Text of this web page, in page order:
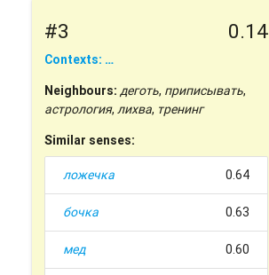
#3 0.14
Contexts: …
Neighbours: деготь, приписывать,
астрология,лихва, тренинг
Similar senses:
ложечка 0.64
бочка 0.63
мед 0.60